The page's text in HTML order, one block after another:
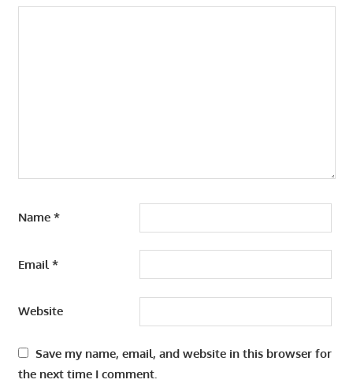
Name *
Email *
Website
Save my name, email, and website in this browser for
the next time I comment.